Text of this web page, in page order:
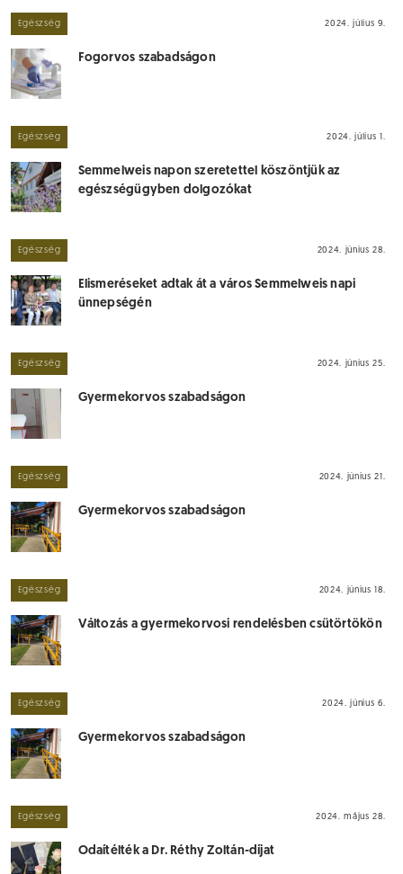
Egészség 2024. július 9.
Fogorvos szabadságon
Egészség 2024. július 1.
Semmelweis napon szeretettel köszöntjük az
egészségügyben dolgozókat
Egészség 2024. június 28.
Elismeréseket adtak át a város Semmelweis napi
ünnepségén
Egészség 2024. június 25.
Gyermekorvos szabadságon
Egészség 2024. június 21.
Gyermekorvos szabadságon
Egészség 2024. június 18.
Változás a gyermekorvosi rendelésben csütörtökön
Egészség 2024. június 6.
Gyermekorvos szabadságon
Egészség 2024. május 28.
Odaítélték a Dr. Réthy Zoltán-díjat